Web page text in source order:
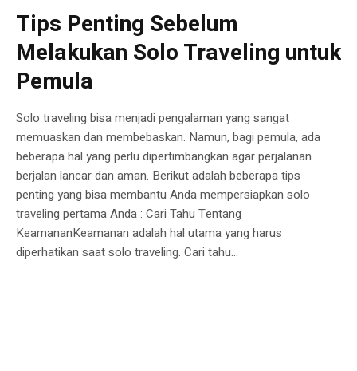
Tips Penting Sebelum
Melakukan Solo Traveling untuk
Pemula
Solo traveling bisa menjadi pengalaman yang sangat
memuaskan dan membebaskan. Namun, bagi pemula, ada
beberapa hal yang perlu dipertimbangkan agar perjalanan
berjalan lancar dan aman. Berikut adalah beberapa tips
penting yang bisa membantu Anda mempersiapkan solo
traveling pertama Anda : Cari Tahu Tentang
KeamananKeamanan adalah hal utama yang harus
diperhatikan saat solo traveling. Cari tahu...